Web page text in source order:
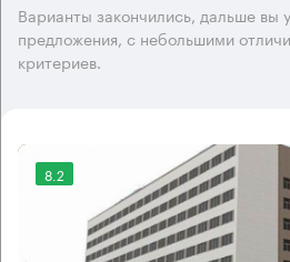
Варианты закончились, дальше вы
предложения, с небольшими
критериев.
8.2